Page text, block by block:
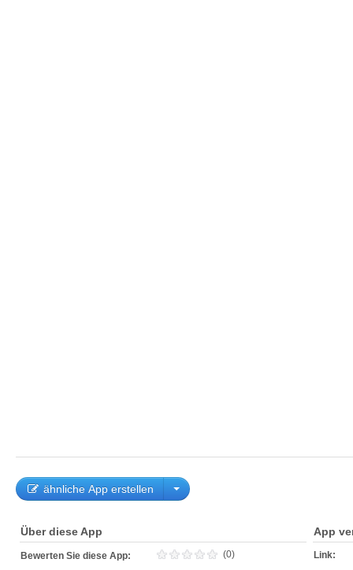
ähnliche App erstellen
Über diese App
Bewerten Sie diese App: (0)
App
Link: